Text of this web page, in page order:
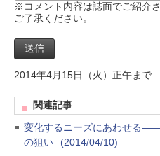
※コメント内容は誌面でご紹介
ご了承ください。
2014年4月15日（火）正午まで
関連記事
変化するニーズにあわせる
の狙い
(2014/04/10)